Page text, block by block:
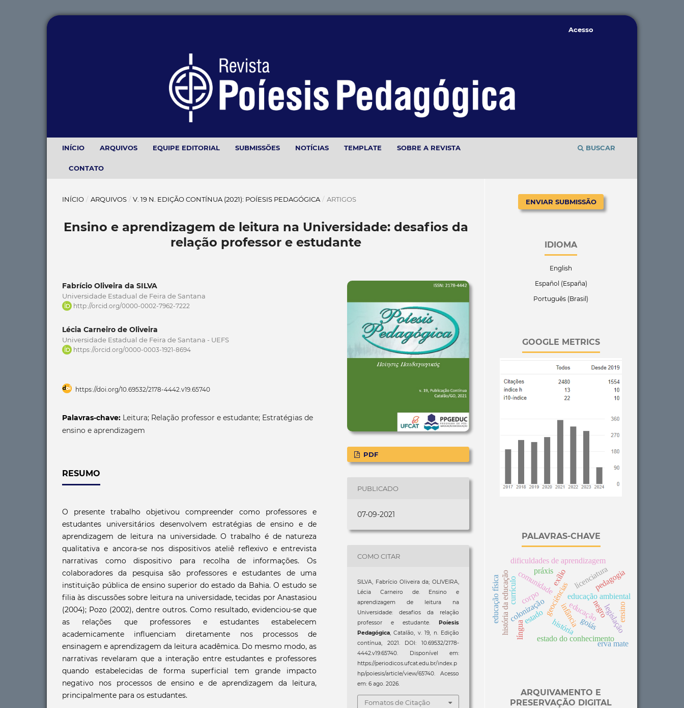
INÍCIO ARQUIVOS EQUIPE EDITORIAL SUBMISSÕES NOTÍCIAS TEMPLATE SOBRE A REVISTA
CONTATO
BUSCAR
Acesso
INÍCIO / ARQUIVOS / V. 19 N. EDIÇÃO CONTÍNUA (2021): POÍESIS PEDAGÓGICA / ARTIGOS
Ensino e aprendizagem de leitura na Universidade: desafios da
relação professor e estudante
Fabrício Oliveira da SILVA
Universidade Estadual de Feira de Santana
http://orcid.org/0000-0002-7962-7222
Lécia Carneiro de Oliveira
Universidade Estadual de Feira de Santana - UEFS
https://orcid.org/0000-0003-1921-8694
https://doi.org/10.69532/2178-4442.v19.65740
Palavras-chave: Leitura; Relação professor e estudante; Estratégias de
ensino e aprendizagem
RESUMO
O presente trabalho objetivou compreender como professores e
estudantes universitários desenvolvem estratégias de ensino e de
aprendizagem de leitura na universidade. O trabalho é de natureza
qualitativa e ancora-se nos dispositivos ateliê reflexivo e entrevista
narrativas como dispositivo para recolha de informações. Os
colaboradores da pesquisa são professores e estudantes de uma
instituição pública de ensino superior do estado da Bahia. O estudo se
filia às discussões sobre leitura na universidade, tecidas por Anastasiou
(2004); Pozo (2002), dentre outros. Como resultado, evidenciou-se que
as relações que professores e estudantes estabelecem
academicamente influenciam diretamente nos processos de
ensinagem e aprendizagem da leitura acadêmica. Do mesmo modo, as
narrativas revelaram que a interação entre estudantes e professores
quando estabelecidas de forma superficial tem grande impacto
negativo nos processos de ensino e de aprendizagem da leitura,
principalmente para os estudantes.
PDF
PUBLICADO
07-09-2021
COMO CITAR
SILVA, Fabrício Oliveira da; OLIVEIRA,
Lécia Carneiro de. Ensino e
aprendizagem de leitura na
Universidade: desafios da relação
professor e estudante.
Poíesis
Pedagógica, Catalão, v. 19, n. Edição
contínua, 2021. DOI: 10.69532/2178-
4442.v19.65740. Disponível em:
https://periodicos.ufcat.edu.br/index.p
hp/poiesis/article/view/65740. Acesso
em: 6 ago. 2026.
Fomatos de Citação
ENVIAR SUBMISSÃO
IDIOMA
English
Español (España)
Português (Brasil)
GOOGLE METRICS
PALAVRAS-CHAVE
infância
história
corpo geociênciaseducação ambiental
educação
comunidade
colonização
estado negro
história da educação goiás
dificuldades de aprendizagem
estado do conhecimento
legislação
pedagogia
licenciatura
ensino
currículo
educação física exílio
práxis
erva mate
língua
ARQUIVAMENTO E
PRESERVAÇÃO DIGITAL